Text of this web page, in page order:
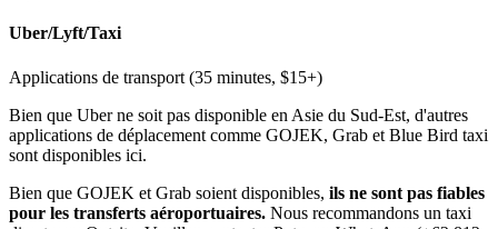
Uber/Lyft/Taxi
Applications de transport (35 minutes, $15+)
Bien que Uber ne soit pas disponible en Asie du Sud-Est, d'autres
applications de déplacement comme GOJEK, Grab et Blue Bird taxi
sont disponibles ici.
Bien que GOJEK et Grab soient disponibles, ils ne sont pas fiables
pour les transferts aéroportuaires. Nous recommandons un taxi